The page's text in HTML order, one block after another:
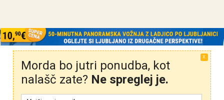
X
Morda bo jutri ponudba, kot
nalašč zate? Ne spreglej je.